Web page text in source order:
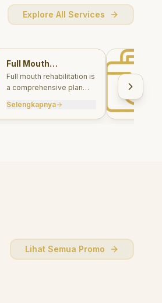
Explore All Services
Full Mouth
Rehabilitations
Full mouth rehabilitation is
a comprehensive plan
aesthetic treatments to
rebuild function, comfort,
Selengkapnya
Lihat Semua Promo